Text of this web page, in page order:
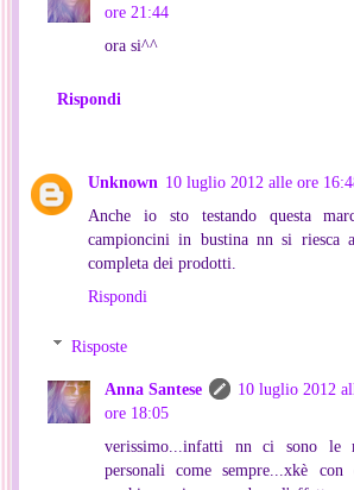
ore 21:44
ora si^^
Rispondi
Unknown 10 luglio 2012 alle ore
Anche io sto testando questa
campioncini in bustina nn si riesca
completa dei prodotti.
Rispondi
Risposte
Anna Santese
10 luglio 2012
ore 18:05
verissimo...infatti nn ci sono le
personali come sempre...xkè